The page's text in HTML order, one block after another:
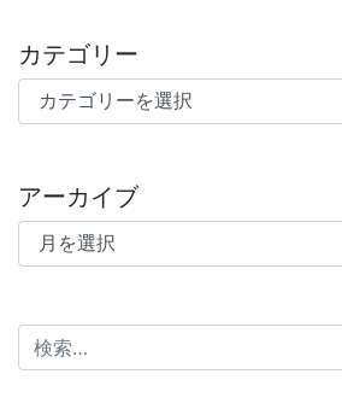
カテゴリー
カテゴリー
アーカイブ
アーカイブ
検索: